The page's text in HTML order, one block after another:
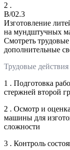
2 .
B/02.3
Изготовление
на мундштучных
Смотреть
дополнительные
Трудовые действия
1 . Подготовка
стержней второй
2 . Осмотр и
машины для
сложности
3 . Контроль